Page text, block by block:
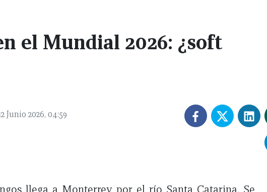
el Mundial 2026: ¿soft
Junio 2026, 04:59
llega a Monterrey por el río Santa Catarina. Se